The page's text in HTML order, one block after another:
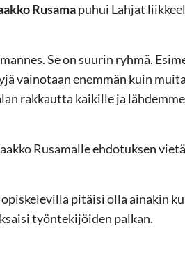
Rusamapuhui Lahjat
Se on suurin ryhmä.
vainotaan enemmän kuin
rakkautta kaikille ja lähdemme
Rusamalle ehdotuksen
pitäisi olla ainakin
työntekijöiden palkan.